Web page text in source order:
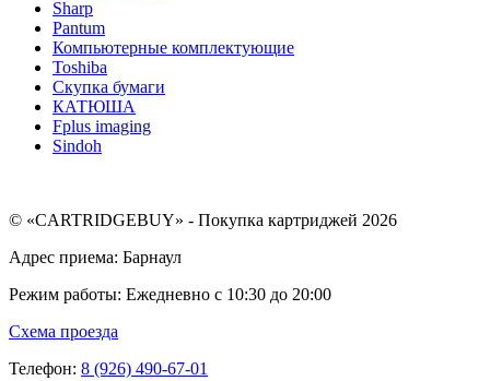
Sharp
Pantum
Компьютерные комплектующие
Toshiba
Скупка бумаги
КАТЮША
Fplus imaging
Sindoh
© «CARTRIDGEBUY» - Покупка картриджей 2026
Адрес приема: Барнаул
Режим работы: Ежедневно с 10:30 до 20:00
Схема проезда
Телефон: 8 (926) 490-67-01